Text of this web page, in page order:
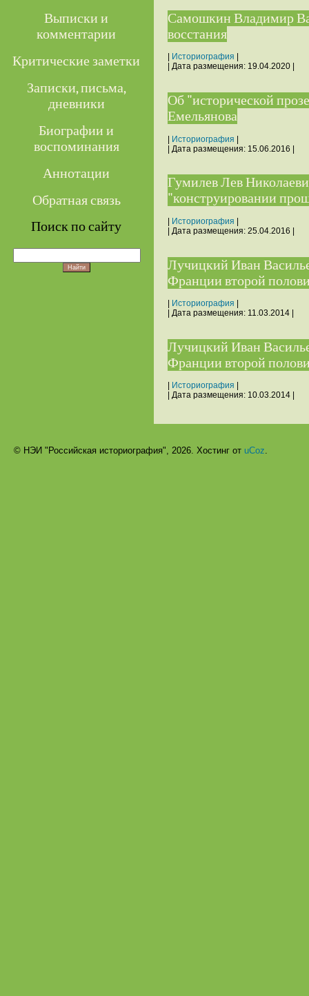
Выписки и
комментарии
Критические заметки
Записки, письма,
дневники
Биографии и
воспоминания
Аннотации
Обратная связь
Поиск по сайту
Самошкин Владимир
восстания
Историография
| Дата размещения: 19.04.2020
Об "исторической
Емельянова
| Историография |
| Дата размещения: 15.06.2016 |
Гумилев Лев
"конструировании
| Историография |
| Дата размещения: 25.04.2016 |
Лучицкий Иван
Франции второй
Историография
| Дата размещения: 11.03.2014
Лучицкий Иван
Франции второй
Историография
| Дата размещения: 10.03.2014
© НЭИ "Российская историография", 2026. Хостинг от uCoz.